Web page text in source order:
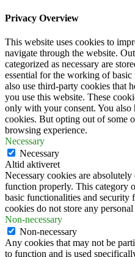
Privacy Overview
This website uses cookies to
navigate through the website.
categorized as necessary are
essential for the working of
also use third-party cookies that
you use this website. These
only with your consent. You also
cookies. But opting out of some
browsing experience.
Necessary
Necessary
Altid aktiveret
Necessary cookies are
function properly. This category
basic functionalities and security
cookies do not store any
Non-necessary
Non-necessary
Any cookies that may not be
to function and is used